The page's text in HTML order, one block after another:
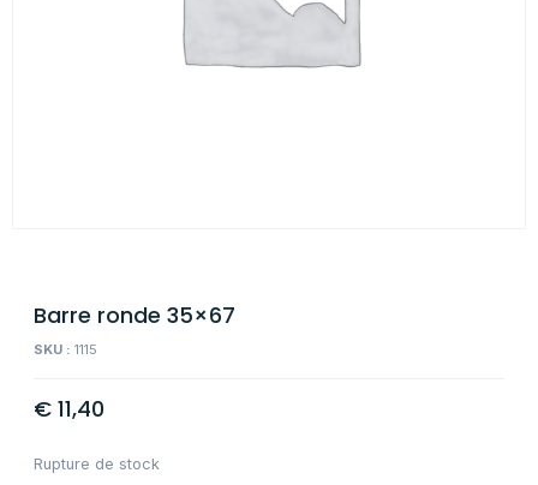
Barre ronde 35×67
SKU : 1115
€ 11,40
Rupture de stock